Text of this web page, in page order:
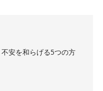
安を和らげる5つの方